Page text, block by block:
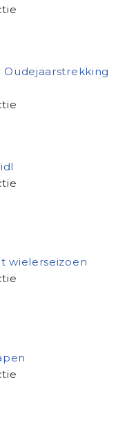
Oudejaarstrekking
wielerseizoen